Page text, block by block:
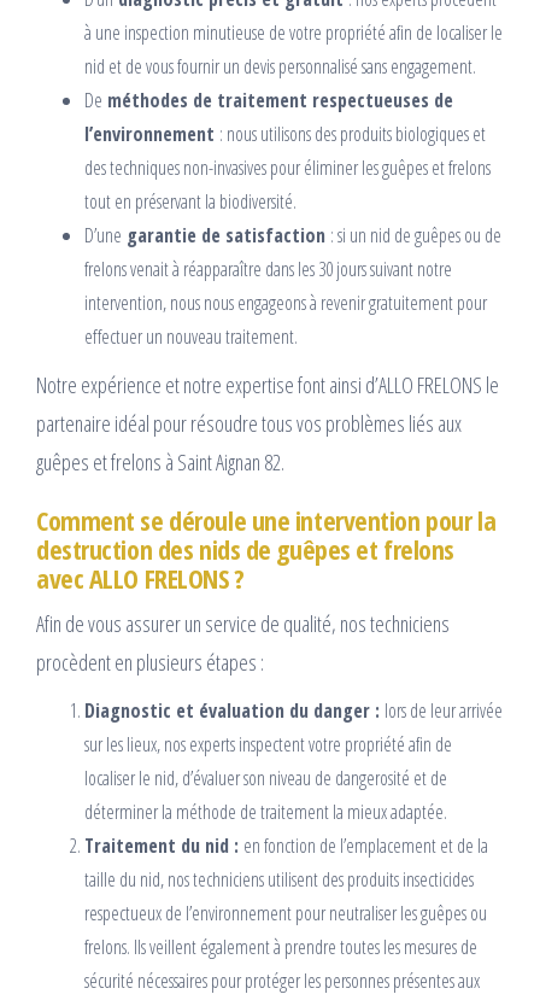
à une inspection minutieuse de votre propriété afin de localiser le
nid et de vous fournir un devis personnalisé sans engagement.
De méthodes de traitement respectueuses de
l’environnement : nous utilisons des produits biologiques et
des techniques non-invasives pour éliminer les guêpes et frelons
tout en préservant la biodiversité.
D’une garantie de satisfaction : si un nid de guêpes ou de
frelons venait à réapparaître dans les 30 jours suivant notre
intervention, nous nous engageons à revenir gratuitement pour
effectuer un nouveau traitement.
Notre expérience et notre expertise font ainsi d’ALLO FRELONS le
partenaire idéal pour résoudre tous vos problèmes liés aux
guêpes et frelons à Saint Aignan 82.
Comment se déroule une intervention pour la
destruction des nids de guêpes et frelons
avec ALLO FRELONS ?
Afin de vous assurer un service de qualité, nos techniciens
procèdent en plusieurs étapes :
Diagnostic et évaluation du danger : lors de leur arrivée
sur les lieux, nos experts inspectent votre propriété afin de
localiser le nid, d’évaluer son niveau de dangerosité et de
déterminer la méthode de traitement la mieux adaptée.
Traitement du nid : en fonction de l’emplacement et de la
taille du nid, nos techniciens utilisent des produits insecticides
respectueux de l’environnement pour neutraliser les guêpes ou
frelons. Ils veillent également à prendre toutes les mesures de
sécurité nécessaires pour protéger les personnes présentes aux